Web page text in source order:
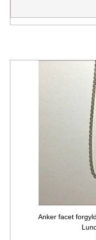
Anker facet